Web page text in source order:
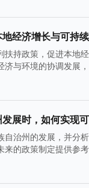
经济增长与可持
持政策，促进本地
与环境的协调发展
展时，如何实现
治州的发展，并分
来的政策制定提供参